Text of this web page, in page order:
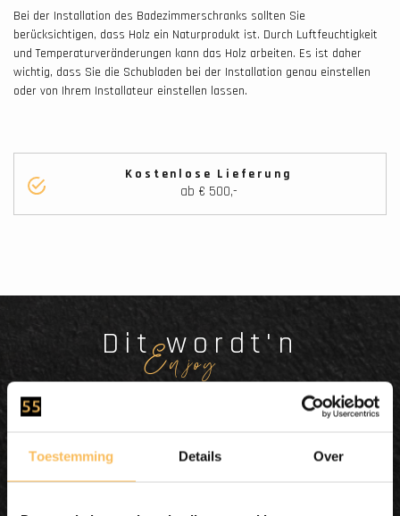
Toestemming Details Over
Bei der Installation des Badezimmerschranks sollten Sie
berücksichtigen, dass Holz ein Naturprodukt ist. Durch Luftfeuchtigkeit
und Temperaturveränderungen kann das Holz arbeiten. Es ist daher
wichtig, dass Sie die Schubladen bei der Installation genau einstellen
oder von Ihrem Installateur einstellen lassen.
Kostenlose Lieferung
ab € 500,-
Dit wordt'n
Enjoy